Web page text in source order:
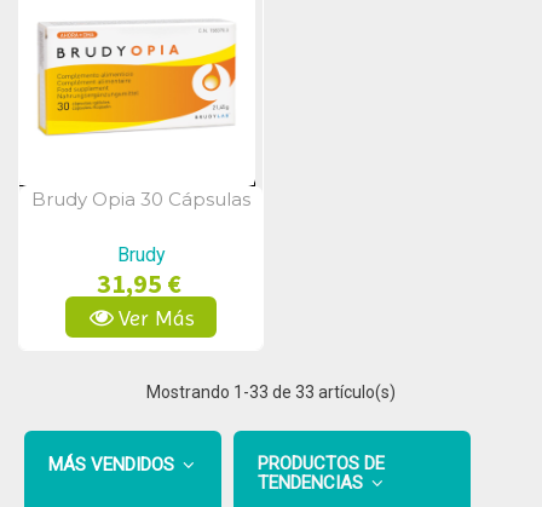
Vista Rápida
Brudy Opia 30 Cápsulas
Brudy
31,95 €
Ver Más
Mostrando 1 -33 de 33 artículo(s)
MÁS VENDIDOS
PRODUCTOS DE
TENDENCIAS